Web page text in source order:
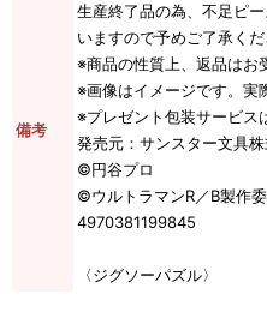
備考
生産終了品の為、不足ピ
いますので予めご了承くだ
※商品の性質上、返品はお
※画像はイメージです。実
※プレゼント包装サービス
発売元：サンスター文具
©円谷プロ
©ウルトラマンR／B製作
4970381199845
〈ジグソーパズル〉